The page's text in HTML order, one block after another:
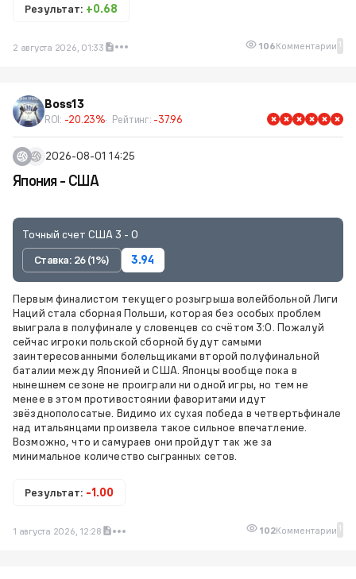
Результат: +0.68
2 августа 2026, 01:33 106Комментарии 1
Boss13
ROI: -20.23% Рейтинг: -37.96
2026-08-01 14:25
Япония - США
Точный счет США 3 - 0
Ставка: 26 (1%)
3.94
Первым финалистом текущего розыгрыша волейбольной Лиги
Наций стала сборная Польши, которая без особых проблем
выиграла в полуфинале у словенцев со счётом 3:0. Пожалуй
сейчас игроки польской сборной будут самыми
заинтересованными болельщиками второй полуфинальной
баталии между Японией и США. Японцы вообще пока в
нынешнем сезоне не проиграли ни одной игры, но тем не
менее в этом противостоянии фаворитами идут
звёзднополосатые. Видимо их сухая победа в четвертьфинале
над итальянцами произвела такое сильное впечатление.
Возможно, что и самураев они пройдут так же за
минимальное количество сыгранных сетов.
Результат: -1.00
1 августа 2026, 12:28 102Комментарии 1